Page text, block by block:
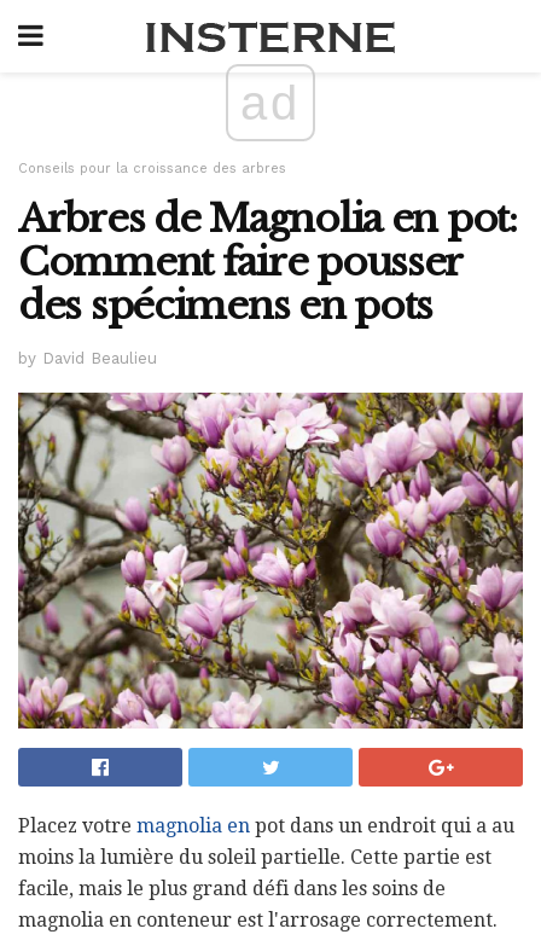
ad
Conseils pour la croissance des arbres
Arbres de Magnolia en pot:
Comment faire pousser
des spécimens en pots
by David Beaulieu
Placez votre magnolia en pot dans un endroit qui a au
moins la lumière du soleil partielle. Cette partie est
facile, mais le plus grand défi dans les soins de
magnolia en conteneur est l'arrosage correctement.